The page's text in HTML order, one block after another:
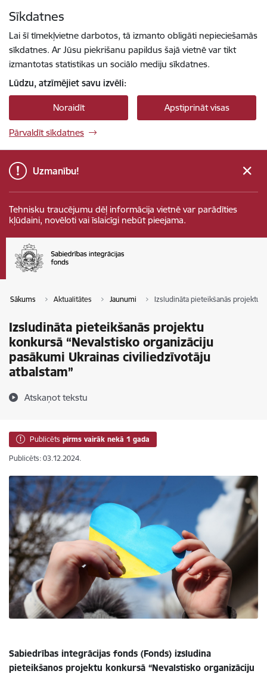
Sīkdatnes
Lai šī tīmekļvietne darbotos, tā izmanto obligāti nepieciešamās
sīkdatnes. Ar Jūsu piekrišanu papildus šajā vietnē var tikt
izmantotas statistikas un sociālo mediju sīkdatnes.
Lūdzu, atzīmējiet savu izvēli:
Noraidīt Apstiprināt visas
Pārvaldīt sīkdatnes
Uzmanību!
Tehnisku traucējumu dēļ informācija vietnē var parādīties
kļūdaini, novēloti vai īslaicīgi nebūt pieejama.
Sākums Aktualitātes Jaunumi Izsludināta pieteikšanās projektu
Izsludināta pieteikšanās projektu
konkursā “Nevalstisko organizāciju
pasākumi Ukrainas civiliedzīvotāju
atbalstam”
Atskaņot tekstu
Publicēts pirms vairāk nekā 1 gada
Publicēts: 03.12.2024.
Sabiedrības integrācijas fonds (Fonds) izsludina
pieteikšanos projektu konkursā “Nevalstisko organizāciju